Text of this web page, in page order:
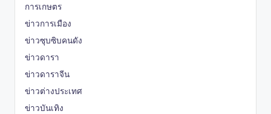
การเกษตร
ข่าวการเมือง
ข่าวซุบซิบคนดัง
ข่าวดารา
ข่าวดาราจีน
ข่าวต่างประเทศ
ข่าวบันเทิง